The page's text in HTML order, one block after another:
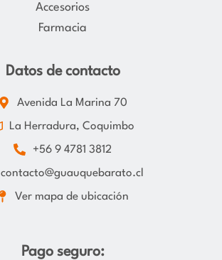
Accesorios
Farmacia
Datos de contacto
Avenida La Marina 70
La Herradura, Coquimbo
+56 9 4781 3812
contacto@guauquebarato.cl
Ver mapa de ubicación
Pago seguro: